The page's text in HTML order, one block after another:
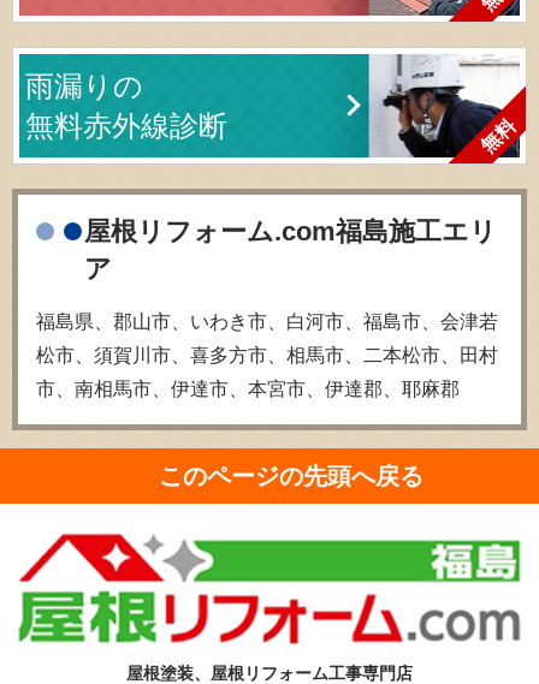
雨漏りの
無料赤外線診断
屋根リフォーム.com福島施工エリ
ア
福島県、郡山市、いわき市、白河市、福島市、会津若
松市、須賀川市、喜多方市、相馬市、二本松市、田村
市、南相馬市、伊達市、本宮市、伊達郡、耶麻郡
このページの先頭へ戻る
屋根塗装、屋根リフォーム工事専門店